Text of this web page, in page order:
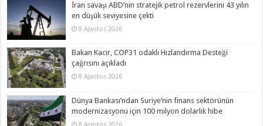
İran savaşı ABD’nin stratejik petrol rezervlerini 43 yılın
en düşük seviyesine çekti
8 Ağustos 2026
Bakan Kacır, COP31 odaklı Hızlandırma Desteği
çağrısını açıkladı
8 Ağustos 2026
Dünya Bankası’ndan Suriye’nin finans sektörünün
modernizasyonu için 100 milyon dolarlık hibe
8 Ağustos 2026